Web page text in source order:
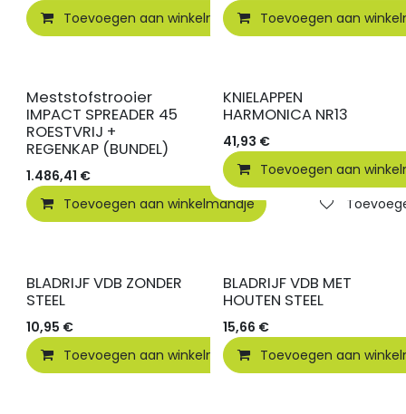
Toevoegen aan winkelmandje Toevoegen aan
Meststofstrooier
IMPACT SPREADER 45
ROESTVRIJ +
REGENKAP (BUNDEL)
1.486,41 €
Toevoegen aan winkelmandje
KNIELAPPEN
HARMONICA NR13
41,93 €
Toevoegen aan
BLADRIJF VDB ZONDER
STEEL
10,95 €
Toevoegen aan winkelmandje
BLADRIJF VDB MET
HOUTEN STEEL
15,66 €
Toevoegen aan